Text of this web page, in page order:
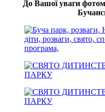
До Вашої уваги